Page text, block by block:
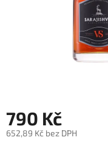
limitované
láhve
790 Kč
652,89 Kč bez DPH